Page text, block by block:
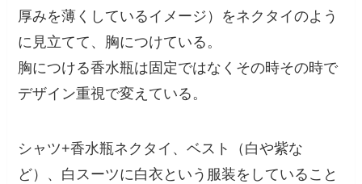
厚みを薄くしているイメージ）をネクタイのよう
に見立てて、胸につけている。
胸につける香水瓶は固定ではなくその時その時で
デザイン重視で変えている。
シャツ+香水瓶ネクタイ、ベスト（白や紫な
ど）、白スーツに白衣という服装をしていること